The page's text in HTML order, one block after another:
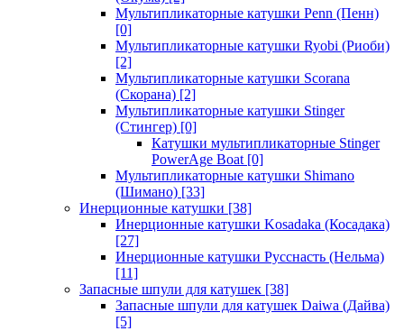
Мультипликаторные катушки Penn (Пенн)
[0]
Мультипликаторные катушки Ryobi (Риоби)
[2]
Мультипликаторные катушки Scorana
(Скорана) [2]
Мультипликаторные катушки Stinger
(Стингер) [0]
Катушки мультипликаторные Stinger
PowerAge Boat [0]
Мультипликаторные катушки Shimano
(Шимано) [33]
Инерционные катушки [38]
Инерционные катушки Kosadaka (Косадака)
[27]
Инерционные катушки Русснасть (Нельма)
[11]
Запасные шпули для катушек [38]
Запасные шпули для катушек Daiwa (Дайва)
[5]